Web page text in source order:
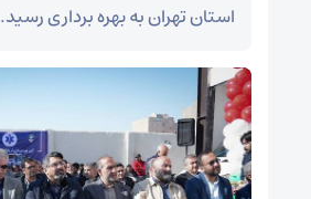
استان تهران به بهره برداری رسید.